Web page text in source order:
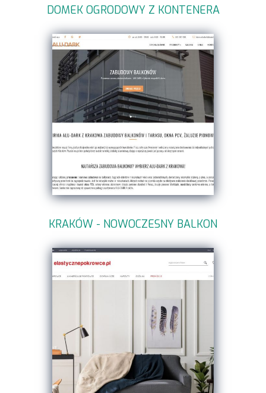
DOMEK OGRODOWY Z KONTENERA
KRAKÓW - NOWOCZESNY BALKON